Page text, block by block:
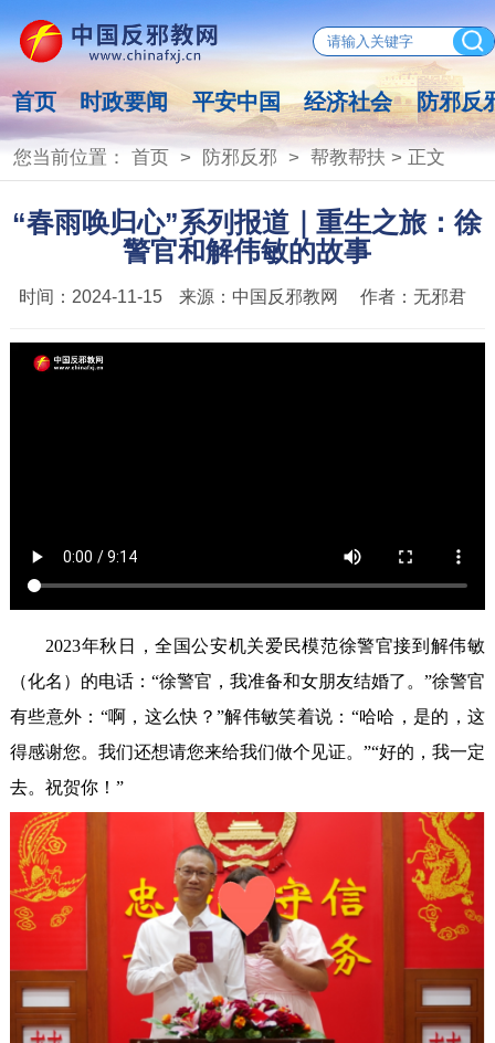
首页 时政要闻 平安中国 经济社会 防邪反
您当前位置： 首页> 防邪反邪 > 帮教帮扶 > 正文
“春雨唤归心”系列报道｜重生之旅：徐
警官和解伟敏的故事
时间： 2024-11-15 来源： 中国反邪教网 作者： 无邪君
2023年秋日，全国公安机关爱民模范徐警官接到解伟敏
（化名）的电话：“徐警官，我准备和女朋友结婚了。”徐警官
有些意外：“啊，这么快？”解伟敏笑着说：“哈哈，是的，这
得感谢您。我们还想请您来给我们做个见证。”“好的，我一定
去。祝贺你！”